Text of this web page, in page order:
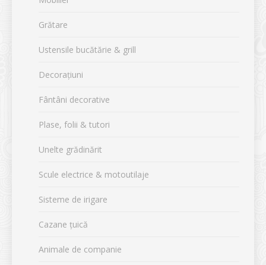
Grătare
Ustensile bucătărie & grill
Decorațiuni
Fântâni decorative
Plase, folii & tutori
Unelte grădinărit
Scule electrice & motoutilaje
Sisteme de irigare
Cazane țuică
Animale de companie